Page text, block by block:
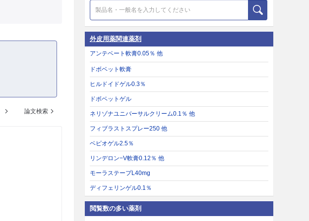
論文検索
外皮用薬関連薬剤
アンテベート軟膏0.05％ 他
ドボベット軟膏
ヒルドイドゲル0.3％
ドボベットゲル
ネリゾナユニバーサルクリーム0.1％ 他
フィブラストスプレー250 他
ベピオゲル2.5％
リンデロン−V軟膏0.12％ 他
モーラステープL40mg
ディフェリンゲル0.1％
閲覧数の多い薬剤